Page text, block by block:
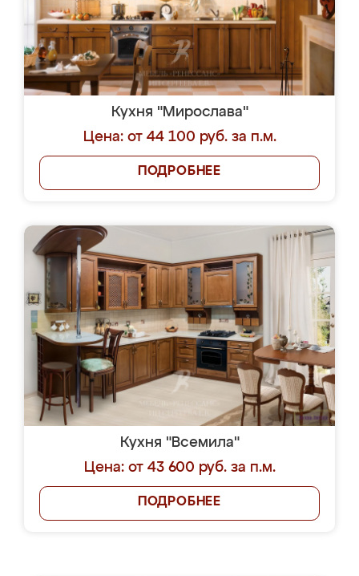
Кухня "Мирослава"
Цена: от 44 100 руб. за п.м.
ПОДРОБНЕЕ
Кухня "Всемила"
Цена: от 43 600 руб. за п.м.
ПОДРОБНЕЕ